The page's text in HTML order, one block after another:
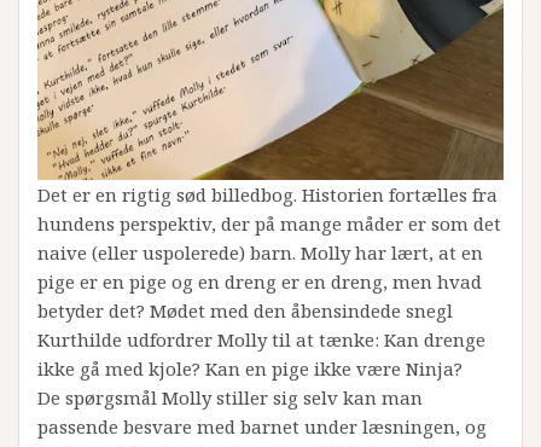
Det er en rigtig sød billedbog. Historien fortælles fra
hundens perspektiv, der på mange måder er som det
naive (eller uspolerede) barn. Molly har lært, at en
pige er en pige og en dreng er en dreng, men hvad
betyder det? Mødet med den åbensindede snegl
Kurthilde udfordrer Molly til at tænke: Kan drenge
ikke gå med kjole? Kan en pige ikke være Ninja?
De spørgsmål Molly stiller sig selv kan man
passende besvare med barnet under læsningen, og